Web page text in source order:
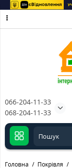
066-204-11-33
068-204-11-33
Головна Покрівля